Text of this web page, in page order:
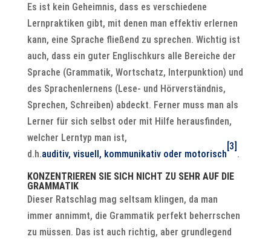
Es ist kein Geheimnis, dass es verschiedene
Lernpraktiken gibt, mit denen man effektiv erlernen
kann, eine Sprache fließend zu sprechen. Wichtig ist
auch, dass ein guter Englischkurs alle Bereiche der
Sprache (Grammatik, Wortschatz, Interpunktion) und
des Sprachenlernens (Lese- und Hörverständnis,
Sprechen, Schreiben) abdeckt. Ferner muss man als
Lerner für sich selbst oder mit Hilfe herausfinden,
welcher Lerntyp man ist,
d.h.auditiv, visuell, kommunikativ oder motorisch
[3]
.
KONZENTRIEREN SIE SICH NICHT ZU SEHR AUF DIE
GRAMMATIK
Dieser Ratschlag mag seltsam klingen, da man
immer annimmt, die Grammatik perfekt beherrschen
zu müssen. Das ist auch richtig, aber grundlegend